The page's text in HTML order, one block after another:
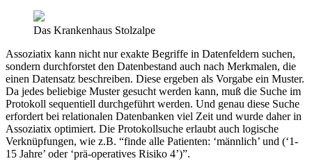
Das Krankenhaus Stolzalpe
Assoziatix kann nicht nur exakte Begriffe in Datenfeldern suchen,
sondern durchforstet den Datenbestand auch nach Merkmalen, die
einen Datensatz beschreiben. Diese ergeben als Vorgabe ein Muster.
Da jedes beliebige Muster gesucht werden kann, muß die Suche im
Protokoll sequentiell durchgeführt werden. Und genau diese Suche
erfordert bei relationalen Datenbanken viel Zeit und wurde daher in
Assoziatix optimiert. Die Protokollsuche erlaubt auch logische
Verknüpfungen, wie z.B. “finde alle Patienten: ‘männlich’ und (‘1-
15 Jahre’ oder ‘prä-operatives Risiko 4’)”.